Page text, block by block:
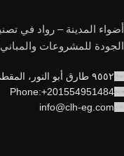
أضواء المدينة – رواد في
الجودة للمشروعات
٩٥٥٢ طارق أبو النور، المقطم، محافظة القاهرة
Phone:+201554951484
info@clh-eg.com